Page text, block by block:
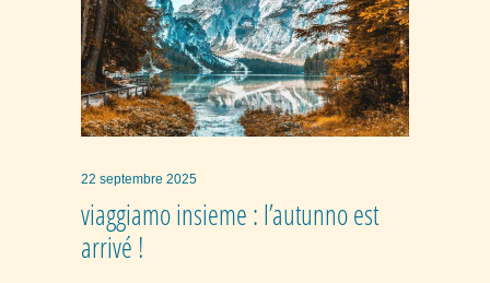
22 septembre 2025
viaggiamo insieme : l’autunno est
arrivé !